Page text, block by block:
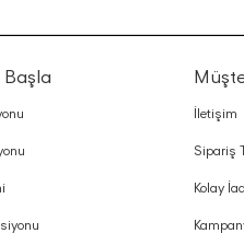
Başla
İletişim
Sipariş
Kolay